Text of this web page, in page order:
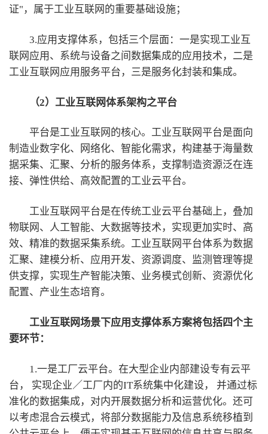
证"，属于工业互联网的重要基础设施；
3.应用支撑体系，包括三个层面：一是实现工业互
联网应用、系统与设备之间数据集成的应用技术，二是
工业互联网应用服务平台，三是服务化封装和集成。
（2）工业互联网体系架构之平台
平台是工业互联网的核心。工业互联网平台是面向
制造业数字化、网络化、智能化需求，构建基于海量数
据采集、汇聚、分析的服务体系，支撑制造资源泛在连
接、弹性供给、高效配置的工业云平台。
工业互联网平台是在传统工业云平台基础上，叠加
物联网、人工智能、大数据等技术，实现更加实时、高
效、精准的数据采集系统。工业互联网平台体系为数据
汇聚、建模分析、应用开发、资源调度、监测管理等提
供支撑，实现生产智能决策、业务模式创新、资源优化
配置、产业生态培育。
工业互联网场景下应用支撑体系方案将包括四个主
要环节：
1.一是工厂云平台。在大型企业内部建设专有云平
台， 实现企业／工厂内的IT系统集中化建设， 并通过标
准化的数据集成，对内开展数据分析和运营优化。还可
以考虑混合云模式，将部分数据能力及信息系统移植到